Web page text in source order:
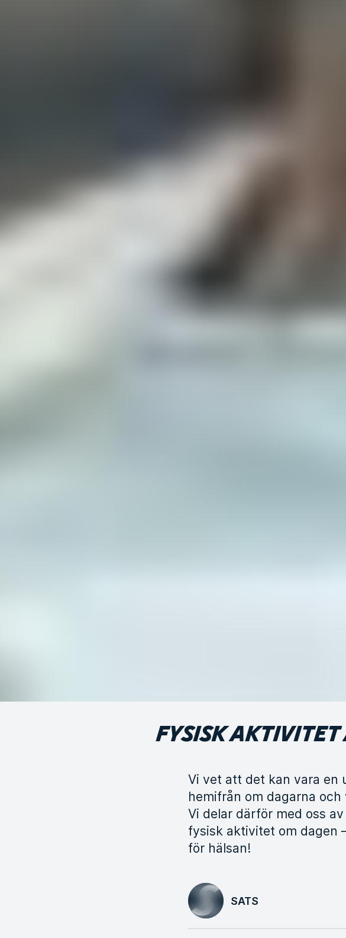
FYSISK
Vi vet att det kan vara en
hemifrån om dagarna
Vi delar därför med oss
fysisk aktivitet om dagen
för hälsan!
SATS